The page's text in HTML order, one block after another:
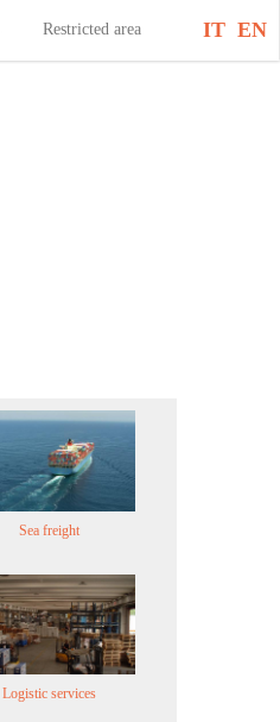
Restricted area IT EN
Sea freight
Logistic services